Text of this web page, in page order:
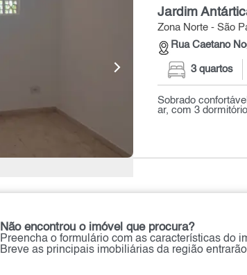
Jardim
Zona Norte - São
Rua Caetano
3 quartos
Sobrado
ar, com 3
Não encontrou o imóvel que procura?
Preencha o formulário com as características do
Breve as principais imobiliárias da região